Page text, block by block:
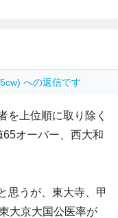
への返信です
を上位順に取り除く
オーバー、西大和
思うが、東大寺、甲
大京大国公医率が